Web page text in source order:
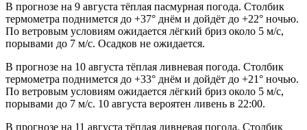
В прогнозе на 9 августа тёплая пасмурная погода. Столбик
термометра поднимется до +37° днём и дойдёт до +22° ночью.
По ветровым условиям ожидается лёгкий бриз около 5 м/с,
порывами до 7 м/с. Осадков не ожидается.
В прогнозе на 10 августа тёплая ливневая погода. Столбик
термометра поднимется до +33° днём и дойдёт до +21° ночью.
По ветровым условиям ожидается лёгкий бриз около 5 м/с,
порывами до 7 м/с. 10 августа вероятен ливень в 22:00.
В прогнозе на 11 августа тёплая ливневая погода. Столбик